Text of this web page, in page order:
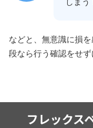
などと、無意識に損
段なら行う確認をせず
フレックス